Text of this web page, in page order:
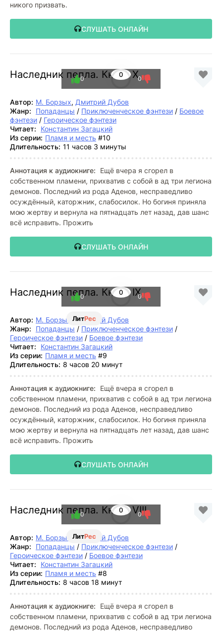
никого призвать.
СЛУШАТЬ ОНЛАЙН
Наследник пепла. Книга X
0
0 0
Автор: М. Борзых, Дмитрий Дубов
Жанр:
Попаданцы / Приключенческое фэнтези / Боевое
фэнтези / Героическое фэнтези
Читает:
Константин Загацкий
Из серии: Пламя и месть #10
Длительность: 11 часов 3 минуты
Аннотация к аудиокниге:
Ещё вчера я сгорел в
собственном пламени, прихватив с собой в ад три легиона
демонов. Последний из рода Аденов, несправедливо
осуждённый, каторжник, слабосилок. Но богиня приняла
мою жертву и вернула на пятнадцать лет назад, дав шанс
всё исправить. Прожить
СЛУШАТЬ ОНЛАЙН
Наследник пепла. Книга IX
ЛитРес
0
0 0
Автор: М. Борзых ,Дмитрий Дубов
Жанр:
Попаданцы / Приключенческое фэнтези /
Героическое фэнтези / Боевое фэнтези
Читает:
Константин Загацкий
Из серии: Пламя и месть #9
Длительность: 8 часов 20 минут
Аннотация к аудиокниге:
Ещё вчера я сгорел в
собственном пламени, прихватив с собой в ад три легиона
демонов. Последний из рода Аденов, несправедливо
осуждённый, каторжник, слабосилок. Но богиня приняла
мою жертву и вернула на пятнадцать лет назад, дав шанс
всё исправить. Прожить
СЛУШАТЬ ОНЛАЙН
Наследник пепла. Книга VIII
ЛитРес
0
0 0
Автор: М. Борзых ,Дмитрий Дубов
Жанр:
Попаданцы / Приключенческое фэнтези /
Героическое фэнтези / Боевое фэнтези
Читает:
Константин Загацкий
Из серии: Пламя и месть #8
Длительность: 8 часов 18 минут
Аннотация к аудиокниге:
Ещё вчера я сгорел в
собственном пламени, прихватив с собой в ад три легиона
демонов. Последний из рода Аденов, несправедливо